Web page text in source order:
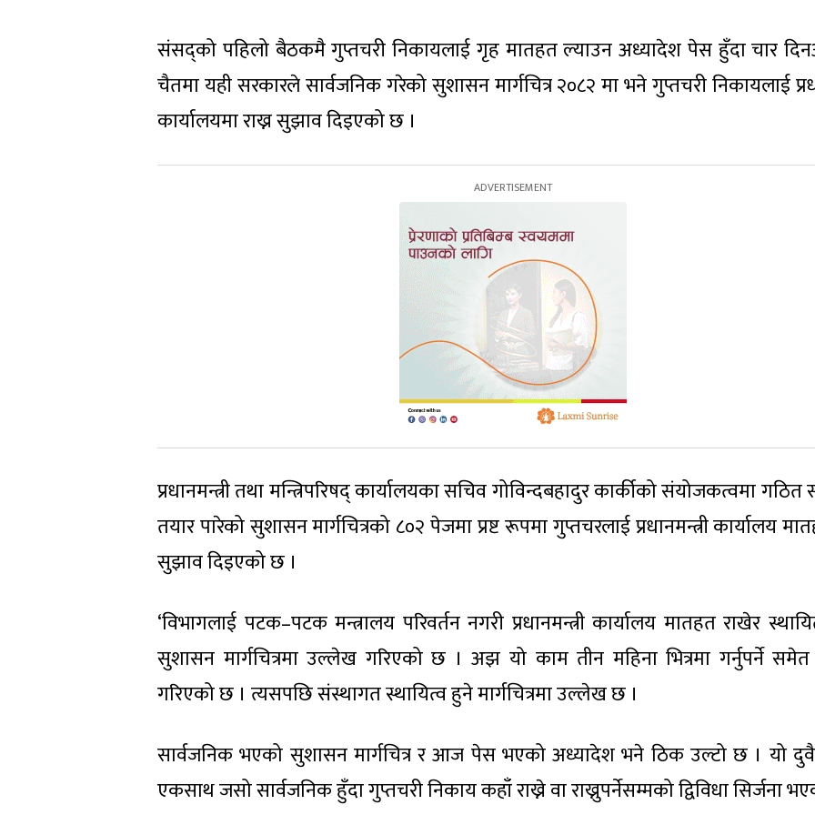
संसद्को पहिलो बैठकमै गुप्तचरी निकायलाई गृह मातहत ल्याउन अध्यादेश पेस हुँदा चार
चैतमा यही सरकारले सार्वजनिक गरेको सुशासन मार्गचित्र २०८२ मा भने गुप्तचरी निकायलाई
कार्यालयमा राख्न सुझाव दिइएको छ ।
प्रधानमन्त्री तथा मन्त्रिपरिषद् कार्यालयका सचिव गोविन्दबहादुर कार्कीको संयोजकत्वमा
तयार पारेको सुशासन मार्गचित्रको ८०२ पेजमा प्रष्ट रूपमा गुप्तचरलाई प्रधानमन्त्री कार्यालय
सुझाव दिइएको छ ।
‘विभागलाई पटक–पटक मन्त्रालय परिवर्तन नगरी प्रधानमन्त्री कार्यालय मातहत राखेर
सुशासन मार्गचित्रमा उल्लेख गरिएको छ । अझ यो काम तीन महिना भित्रमा गर्नुपर्ने
गरिएको छ । त्यसपछि संस्थागत स्थायित्व हुने मार्गचित्रमा उल्लेख छ ।
सार्वजनिक भएको सुशासन मार्गचित्र र आज पेस भएको अध्यादेश भने ठिक उल्टो छ । यो दुवै
एकसाथ जसो सार्वजनिक हुँदा गुप्तचरी निकाय कहाँ राख्ने वा राख्नुपर्नेसम्मको द्विविधा सिर्जना